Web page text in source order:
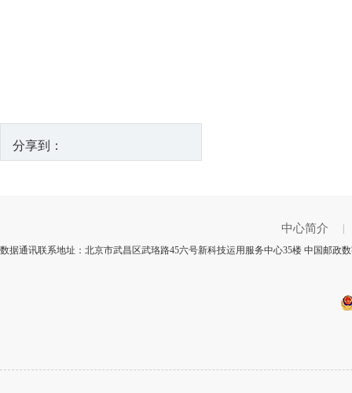
分享到：
中心简介
数据通讯联系地址：北京市武昌区武珞路45六号新科技运用服务中心35楼 中国邮政